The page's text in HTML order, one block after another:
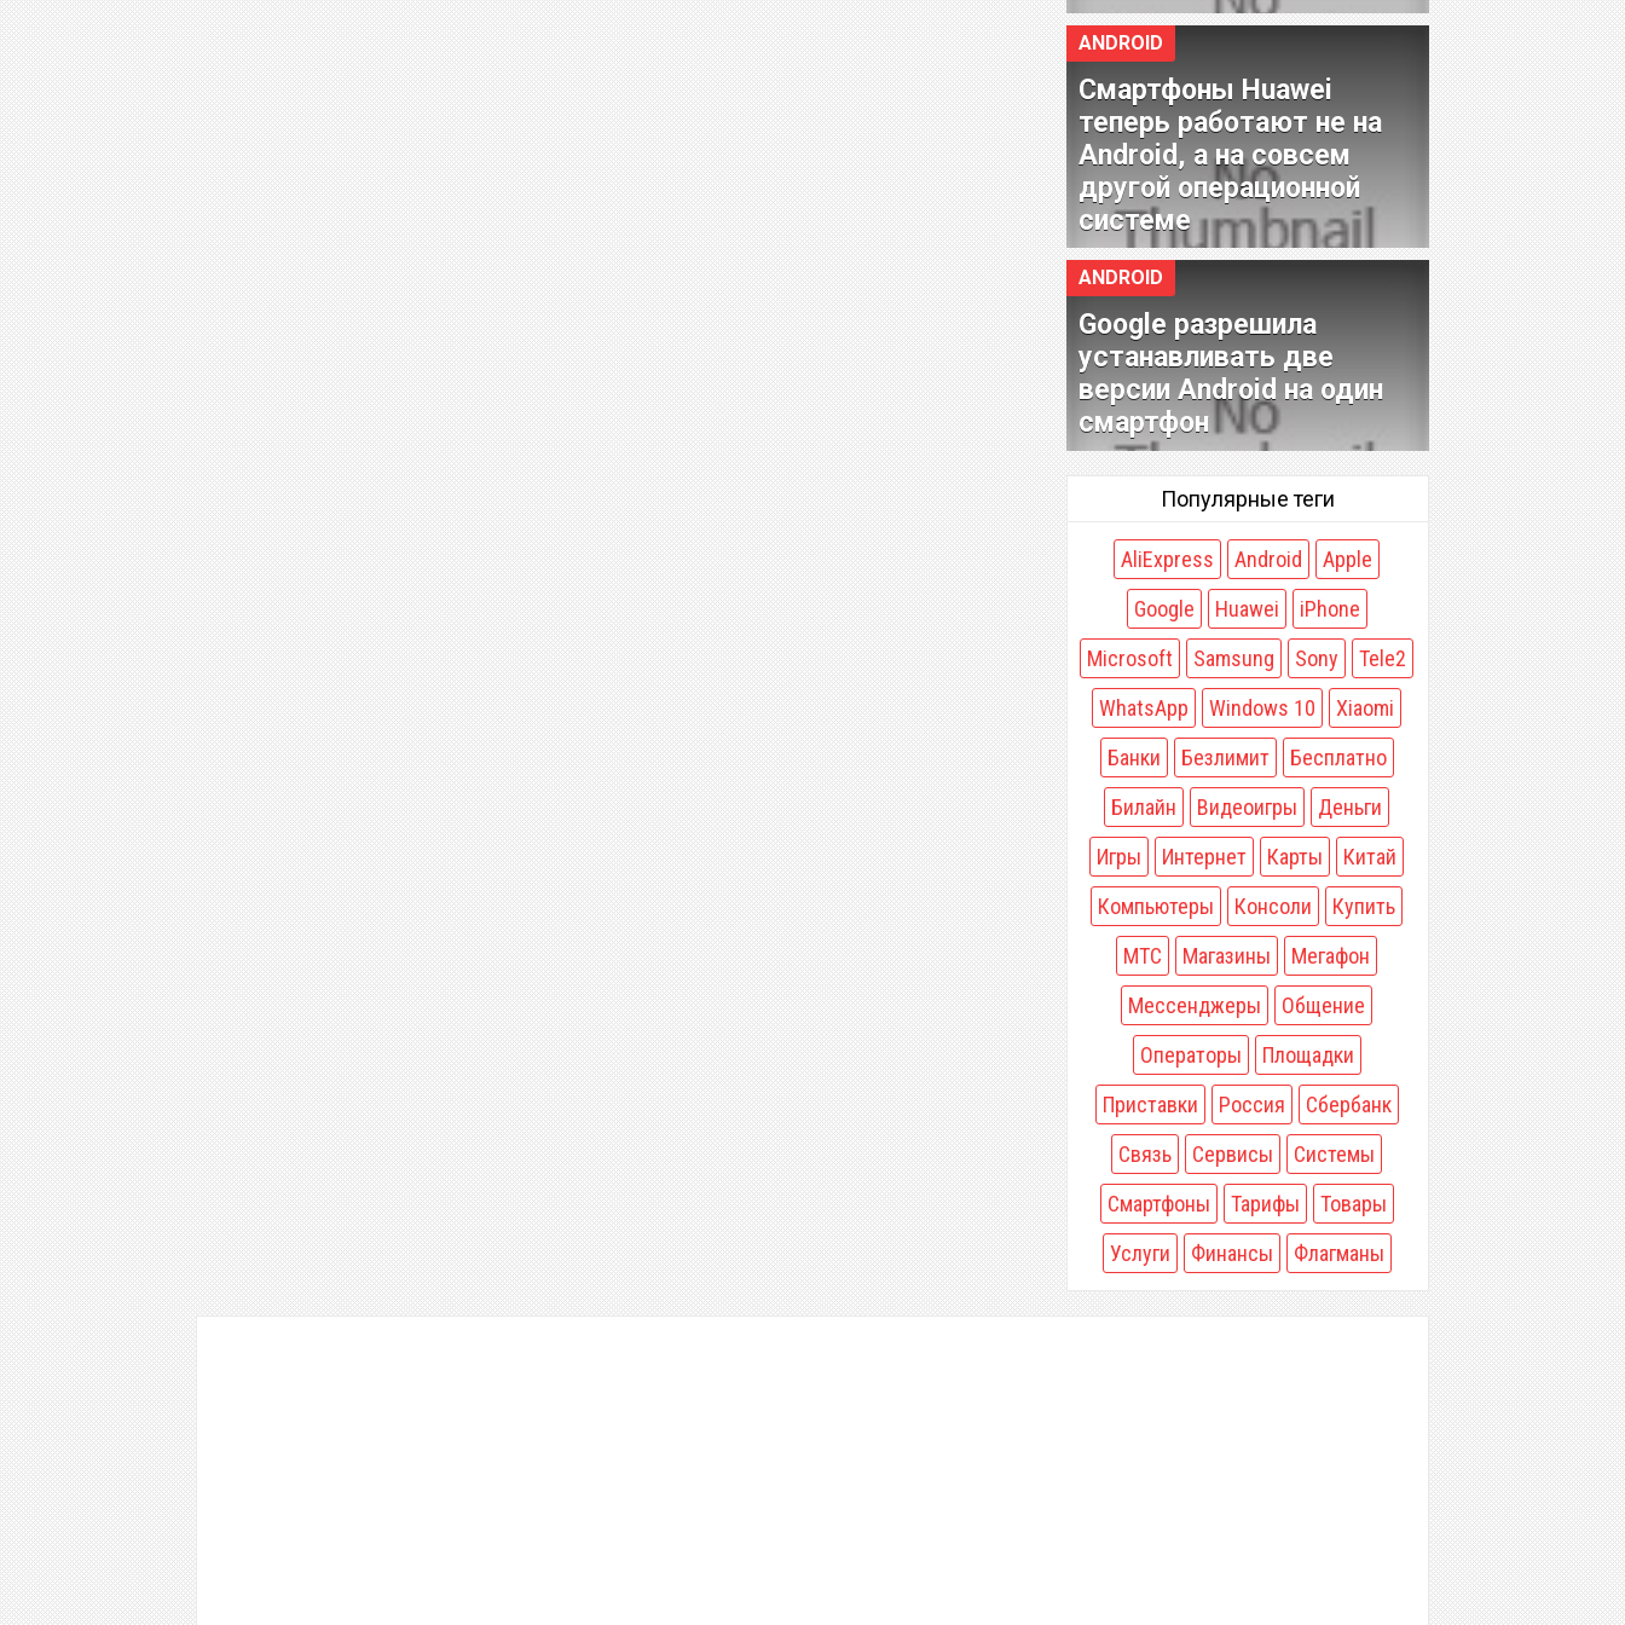
ANDROID
Смартфоны Huawei
теперь работают не на
Android, а на совсем
другой операционной
системе
ANDROID
Google разрешила
устанавливать две
версии Android на один
смартфон
Популярные теги
AliExpress Android
Apple
Google
Huawei
iPhone
Microsoft
Samsung Sony
Tele2
WhatsApp
Windows 10
Xiaomi
Банки
Безлимит
Бесплатно
Билайн
Видеоигры
Деньги
Игры
Интернет Карты
Китай
Компьютеры
Консоли
Купить
МТС
Магазины
Мегафон
Мессенджеры
Общение
Операторы
Площадки
Приставки
Россия
Сбербанк
Связь
Сервисы
Системы
Смартфоны
Тарифы
Товары
Услуги
Финансы Флагманы